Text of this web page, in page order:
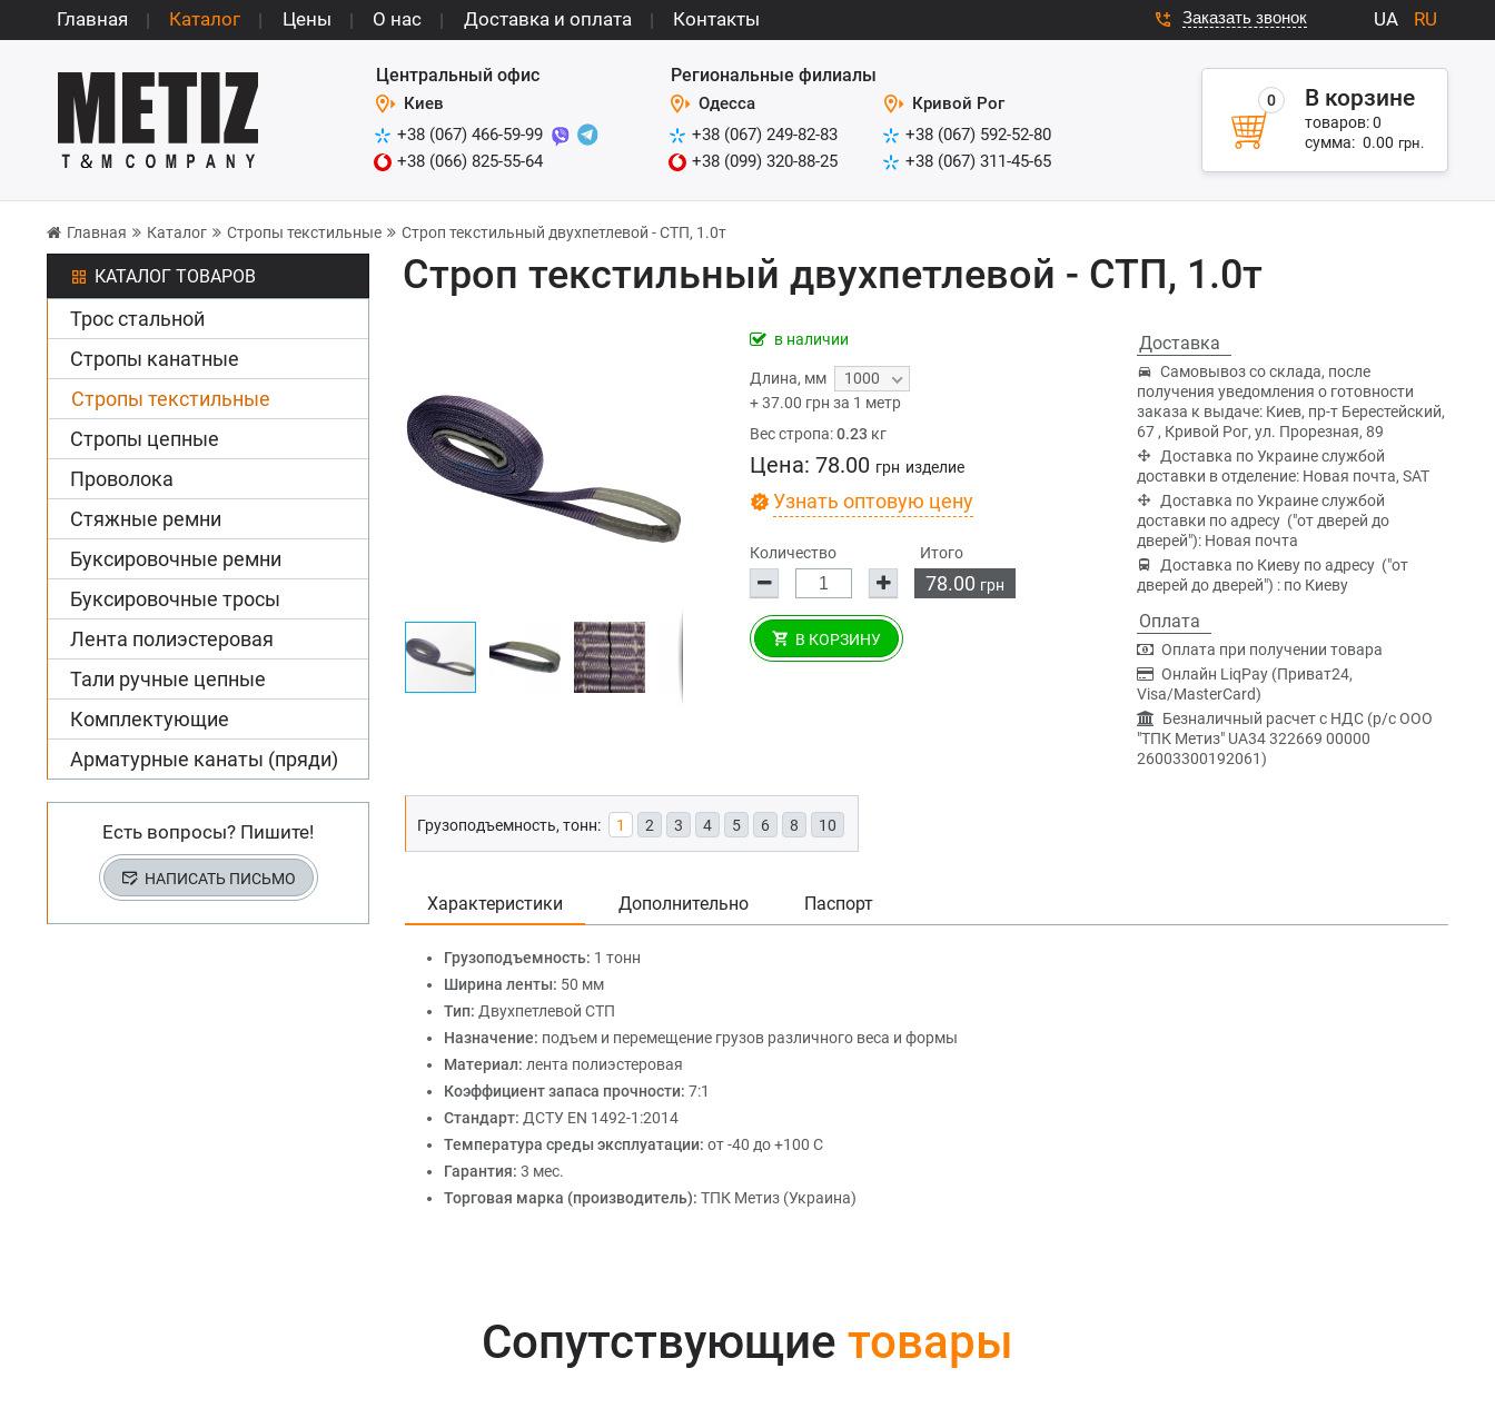
Главная Каталог Цены О нас Доставка и оплата Контакты Заказать звонок UA RU
Центральный офис
Киев
+38 (067) 466-59-99
+38 (066) 825-55-64
Региональные филиалы
Одесса
+38 (067) 249-82-83
+38 (099) 320-88-25
Кривой Рог
+38 (067) 592-52-80
+38 (067) 311-45-65
0 В корзине
товаров:0
сумма: 0.00 грн.
Главная Каталог Стропы текстильные Строп текстильный двухпетлевой - СТП, 1.0т
КАТАЛОГ ТОВАРОВ
Трос стальной
Стропы канатные
Стропы текстильные
Стропы цепные
Проволока
Стяжные ремни
Буксировочные ремни
Буксировочные тросы
Лента полиэстеровая
Тали ручные цепные
Комплектующие
Арматурные канаты (пряди)
Есть вопросы? Пишите!
НАПИСАТЬ ПИСЬМО
Строп текстильный двухпетлевой - СТП, 1.0т
в наличии
Длина, мм
1000
+37.00 грн за 1 метр
Вес стропа:0.23 кг
Цена: 78.00 грн изделие
Узнать оптовую цену
Количество Итого
78.00 грн
В КОРЗИНУ
Доставка
Самовывоз со склада, после
получения уведомления о готовности
заказа к выдаче: Киев, пр-т Берестейский,
67 , Кривой Рог, ул. Прорезная, 89
Доставка по Украине службой
доставки в отделение: Новая почта, SAT
Доставка по Украине службой
доставки по адресу ("от дверей до
дверей"): Новая почта
Доставка по Киеву по адресу ("от
дверей до дверей") : по Киеву
Оплата
Оплата при получении товара
Онлайн LiqPay (Приват24,
Visa/MasterCard)
Безналичный расчет с НДС (р/c ООО
"ТПК Метиз" UA34 322669 00000
26003300192061)
Грузоподъемность, тонн: 1 2 3 4 5 6 8 10
Характеристики Дополнительно Паспорт
Грузоподъемность: 1 тонн
Ширина ленты: 50 мм
Тип: Двухпетлевой СТП
Назначение: подъем и перемещение грузов различного веса и формы
Материал: лента полиэстеровая
Коэффициент запаса прочности: 7:1
Стандарт: ДСТУ EN 1492-1:2014
Температура среды эксплуатации: от -40 до +100 С
Гарантия: 3 мес.
Торговая марка (производитель): ТПК Метиз (Украина)
Сопутствующие товары